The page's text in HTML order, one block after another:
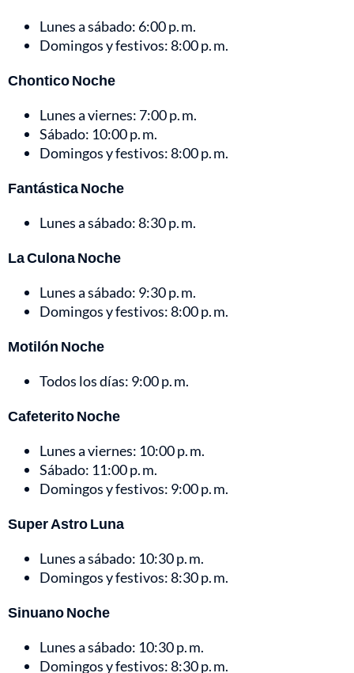
Lunes a sábado: 6:00 p. m.
Domingos y festivos: 8:00 p. m.
Chontico Noche
Lunes a viernes: 7:00 p. m.
Sábado: 10:00 p. m.
Domingos y festivos: 8:00 p. m.
Fantástica Noche
Lunes a sábado: 8:30 p. m.
La Culona Noche
Lunes a sábado: 9:30 p. m.
Domingos y festivos: 8:00 p. m.
Motilón Noche
Todos los días: 9:00 p. m.
Cafeterito Noche
Lunes a viernes: 10:00 p. m.
Sábado: 11:00 p. m.
Domingos y festivos: 9:00 p. m.
Super Astro Luna
Lunes a sábado: 10:30 p. m.
Domingos y festivos: 8:30 p. m.
Sinuano Noche
Lunes a sábado: 10:30 p. m.
Domingos y festivos: 8:30 p. m.